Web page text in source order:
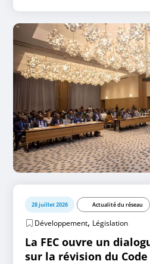
28 juillet 2026 Actualité du réseau
Développement, Législation
La FEC ouvre un
sur la révision du